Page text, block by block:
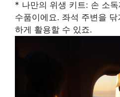
* 나만의 위생 키트: 손 소
수품이에요. 좌석 주변을
하게 활용할 수 있죠.